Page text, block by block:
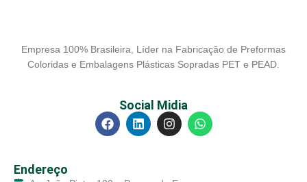
Empresa 100% Brasileira, Líder na Fabricação de Preformas
Coloridas e Embalagens Plásticas Sopradas PET e PEAD.
Social Midia
Endereço